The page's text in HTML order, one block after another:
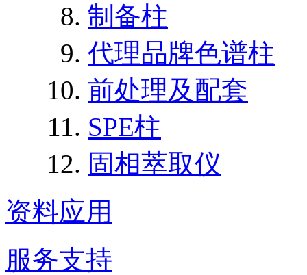
制备柱
代理品牌色谱柱
前处理及配套
SPE柱
固相萃取仪
资料应用
服务支持